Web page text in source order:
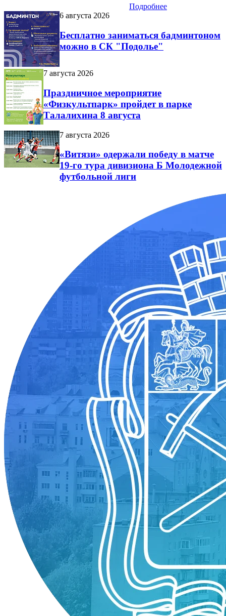
Подробнее
6 августа 2026
Бесплатно заниматься бадминтоном
можно в СК "Подолье"
7 августа 2026
Праздничное мероприятие
«Физкультпарк» пройдет в парке
Талалихина 8 августа
7 августа 2026
«Витязи» одержали победу в матче
19-го тура дивизиона Б Молодежной
футбольной лиги